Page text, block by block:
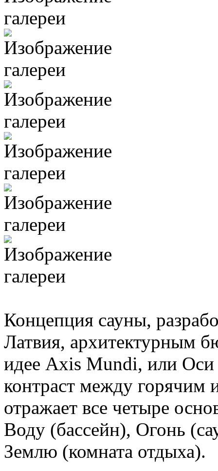
Концепция сауны,
Латвия, архитектурным
идее Axis Mundi, или
контраст между горячим
отражает все четыре
Воду (бассейн), Огонь
Землю (комната отдыха).